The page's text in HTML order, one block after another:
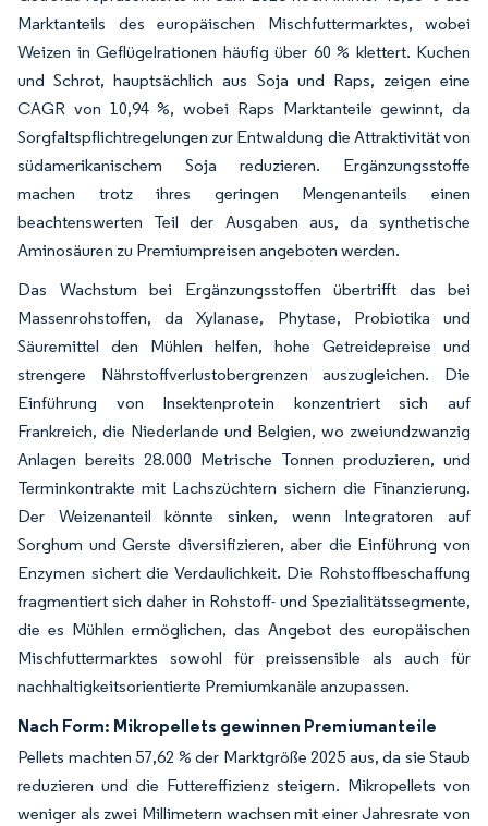
Marktanteils des europäischen Mischfuttermarktes, wobei
Weizen in Geflügelrationen häufig über 60 % klettert. Kuchen
und Schrot, hauptsächlich aus Soja und Raps, zeigen eine
CAGR von 10,94 %, wobei Raps Marktanteile gewinnt, da
Sorgfaltspflichtregelungen zur Entwaldung die Attraktivität von
südamerikanischem Soja reduzieren. Ergänzungsstoffe
machen trotz ihres geringen Mengenanteils einen
beachtenswerten Teil der Ausgaben aus, da synthetische
Aminosäuren zu Premiumpreisen angeboten werden.
Das Wachstum bei Ergänzungsstoffen übertrifft das bei
Massenrohstoffen, da Xylanase, Phytase, Probiotika und
Säuremittel den Mühlen helfen, hohe Getreidepreise und
strengere Nährstoffverlustobergrenzen auszugleichen. Die
Einführung von Insektenprotein konzentriert sich auf
Frankreich, die Niederlande und Belgien, wo zweiundzwanzig
Anlagen bereits 28.000 Metrische Tonnen produzieren, und
Terminkontrakte mit Lachszüchtern sichern die Finanzierung.
Der Weizenanteil könnte sinken, wenn Integratoren auf
Sorghum und Gerste diversifizieren, aber die Einführung von
Enzymen sichert die Verdaulichkeit. Die Rohstoffbeschaffung
fragmentiert sich daher in Rohstoff- und Spezialitätssegmente,
die es Mühlen ermöglichen, das Angebot des europäischen
Mischfuttermarktes sowohl für preissensible als auch für
nachhaltigkeitsorientierte Premiumkanäle anzupassen.
Nach Form: Mikropellets gewinnen Premiumanteile
Pellets machten 57,62 % der Marktgröße 2025 aus, da sie Staub
reduzieren und die Futtereffizienz steigern. Mikropellets von
weniger als zwei Millimetern wachsen mit einer Jahresrate von